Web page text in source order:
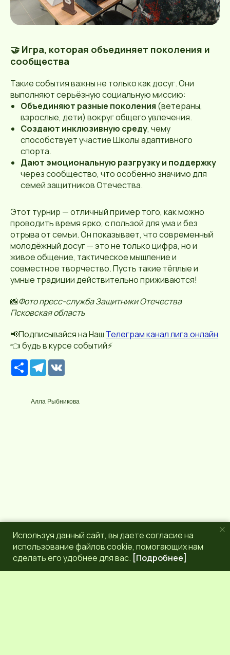
🤝 Игра, которая объединяет поколения и
сообщества
Такие события важны не только как досуг. Они
выполняют серьёзную социальную миссию:
Объединяют разные поколения (ветераны,
взрослые, дети) вокруг общего увлечения.
Создают инклюзивную среду, чему
способствует участие Школы адаптивного
спорта.
Дают эмоциональную разгрузку и поддержку
через сообщество, что особенно значимо для
семей защитников Отечества.
Этот турнир — отличный пример того, как можно
проводить время ярко, с пользой для ума и без
отрыва от семьи. Он показывает, что современный
молодёжный досуг — это не только цифра, но и
живое общение, тактическое мышление и
совместное творчество. Пусть такие тёплые и
умные традиции действительно приживаются!
📸Фото пресс-служба Защитники Отечества
Псковская область
📢Подписывайся на Наш Телеграм канал лига.онлайн
👈 будь в курсе событий⚡️
Р
е
р
с
T
e
g
r
Алла Рыбникова
Используя данный сайт, вы даете согласие на
использование файлов cookie, помогающих нам
сделать его удобнее для вас. [Подробнее]